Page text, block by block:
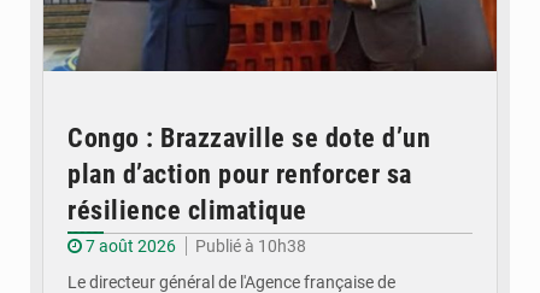
Congo : Brazzaville se dote d’un
plan d’action pour renforcer sa
résilience climatique
7 août 2026
Publié à 10h38
Le directeur général de l'Agence française de